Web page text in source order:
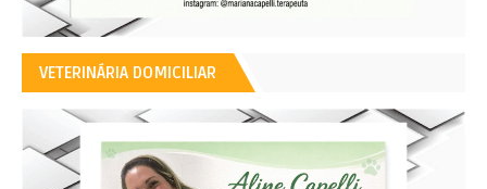
VETERINÁRIA DOMICILIAR